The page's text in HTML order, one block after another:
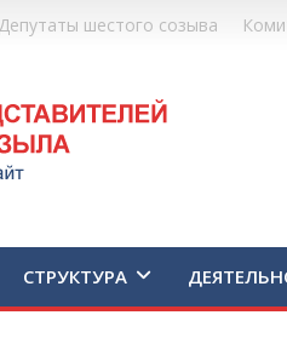
Депутаты шестого созыва
СТРУКТУРА